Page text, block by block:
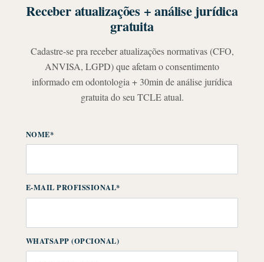
Receber atualizações + análise jurídica
gratuita
Cadastre-se pra receber atualizações normativas (CFO,
ANVISA, LGPD) que afetam o consentimento
informado em odontologia + 30min de análise jurídica
gratuita do seu TCLE atual.
NOME*
E-MAIL PROFISSIONAL*
WHATSAPP (OPCIONAL)